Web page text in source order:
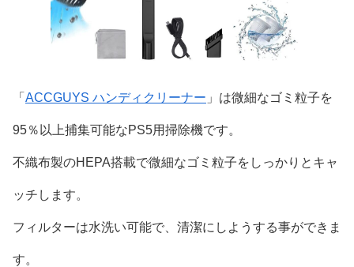
「 ACCGUYS ハンディクリーナー 」は微細なゴミ粒子を
95％以上捕集可能なPS5用掃除機です。
不織布製のHEPA搭載で微細なゴミ粒子をしっかりとキャ
ッチします。
フィルターは水洗い可能で、清潔にしようする事ができま
す。